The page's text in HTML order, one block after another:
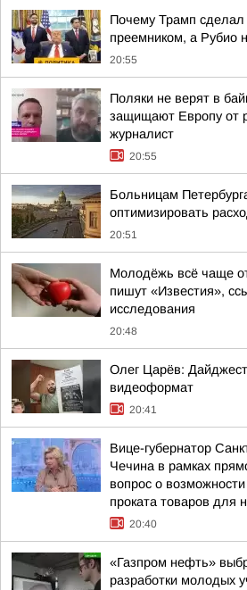
Почему Трамп сделал
преемником, а Рубио
20:55
Поляки не верят в
защищают Европу от
журналист
20:55
Больницам
оптимизировать
20:51
Молодёжь всё чаще
пишут «Известия»,
исследования
20:48
Олег Царёв: Дайджест
видеоформат
20:41
Вице-губернатор
Чечина в рамках
вопрос о
проката товаров для
20:40
«Газпром нефть»
разработки молодых